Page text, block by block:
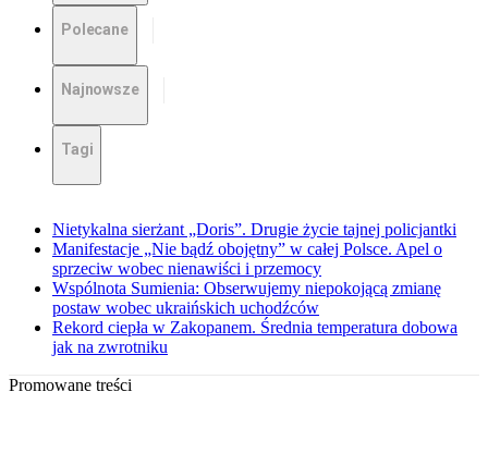
Polecane
Najnowsze
Tagi
Nietykalna sierżant „Doris”. Drugie życie tajnej policjantki
Manifestacje „Nie bądź obojętny” w całej Polsce. Apel o
sprzeciw wobec nienawiści i przemocy
Wspólnota Sumienia: Obserwujemy niepokojącą zmianę
postaw wobec ukraińskich uchodźców
Rekord ciepła w Zakopanem. Średnia temperatura dobowa
jak na zwrotniku
Promowane treści